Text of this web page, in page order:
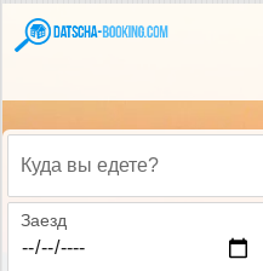
Куда вы едете?
Заезд